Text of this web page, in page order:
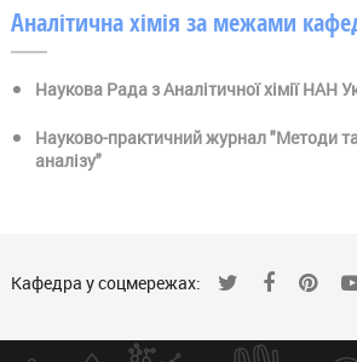
Аналітична хімія за межами
Наукова Рада з Аналітичної хімії НАН
Науково-практичний журнал "Методи та
аналізу"
Кафедра у соцмережах: